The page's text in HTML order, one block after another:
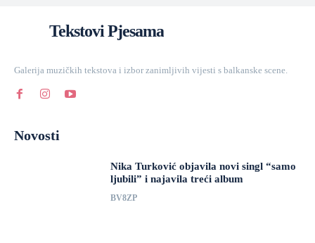
Tekstovi Pjesama
Galerija muzičkih tekstova i izbor zanimljivih vijesti s balkanske scene.
Novosti
Nika Turković objavila novi singl “samo
ljubili” i najavila treći album
BV8ZP